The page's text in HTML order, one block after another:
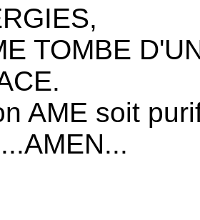
TOMBE
AME soit